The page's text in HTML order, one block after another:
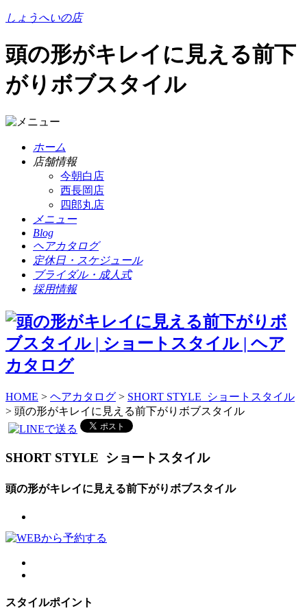
しょうへいの店
頭の形がキレイに見える前下
がりボブスタイル
ホーム
店舗情報
今朝白店
西長岡店
四郎丸店
メニュー
Blog
ヘアカタログ
定休日・スケジュール
ブライダル・成人式
採用情報
HOME > ヘアカタログ > SHORT STYLE ショートスタイル
> 頭の形がキレイに見える前下がりボブスタイル
SHORT STYLE ショートスタイル
頭の形がキレイに見える前下がりボブスタイル
スタイルポイント